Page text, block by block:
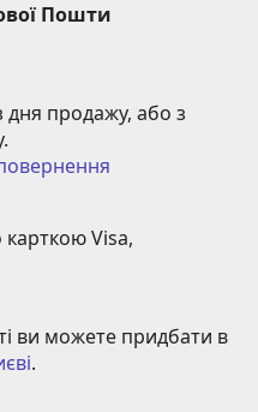
Пошти
дня продажу, або з
карткою Visa,
ви можете придбати в
.